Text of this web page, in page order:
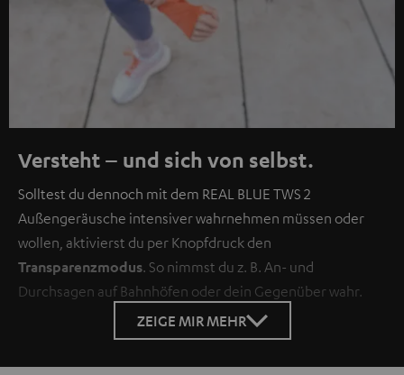
Versteht – und sich von selbst.
Solltest du dennoch mit dem REAL BLUE TWS 2
Außengeräusche intensiver wahrnehmen müssen oder
wollen, aktivierst du per Knopfdruck den
Transparenzmodus. So nimmst du z. B. An- und
Durchsagen auf Bahnhöfen oder dein Gegenüber wahr.
ZEIGE MIR MEHR